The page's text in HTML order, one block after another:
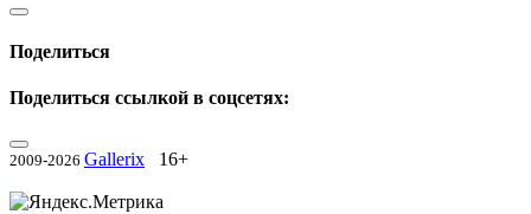
Поделиться
Поделиться ссылкой в соцсетях:
2009-2026 Gallerix 16+